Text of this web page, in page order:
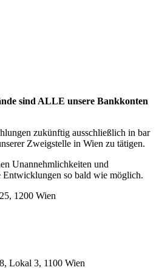
sind ALLE unsere Bankkonten
zukünftig ausschließlich in bar
Zweigstelle in Wien zu tätigen.
Unannehmlichkeiten und
Entwicklungen so bald wie möglich.
1200 Wien
Lokal 3, 1100 Wien